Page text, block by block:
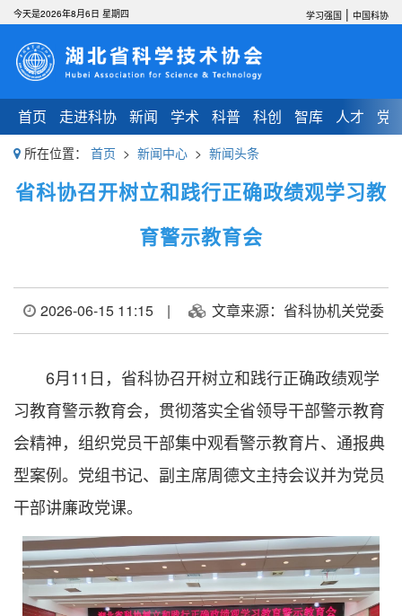
首页 走进科协 新闻 学术 科普 科创 智库 人才 党
今天是2026年8月6日 星期四 学习强国 | 中国科协
所在位置： 首页 > 新闻中心 > 新闻头条
省科协召开树立和践行正确政绩观学习教
育警示教育会
2026-06-15 11:15 | 文章来源：省科协机关党委
6月11日，省科协召开树立和践行正确政绩观学
习教育警示教育会，贯彻落实全省领导干部警示教育
会精神，组织党员干部集中观看警示教育片、通报典
型案例。党组书记、副主席周德文主持会议并为党员
干部讲廉政党课。